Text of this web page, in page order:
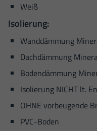
Weiß
Isolierung:
Wanddämmung
Dachdämmung
Bodendämmung
Isolierung NICHT lt.
OHNE vorbeugende
PVC-Boden